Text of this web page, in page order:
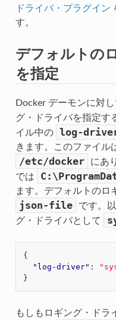
ドライバ・プラグイン
す。
デフォルトの
を指定
Docker デーモンに対
グ・ドライバを指定す
イル中の
log-
きます。このファイル
/etc/docker
にあ
では
ます。デフォルトのロ
json-file
です。
グ・ドライバとして
{
"log-driver" :
}
もしもロギング・ドラ